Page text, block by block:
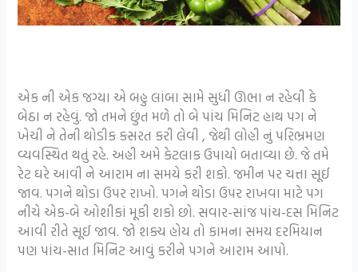
એક ની એક જગ્યા એ બહુ લાંબા સામે સુધી ઊભા ન રહેવી કે
બેઠા ન રહેવું. જો તમને છુંત મળે તો બે પાંચ મિનિટ હાથ પગ ને
ખેચી ને તેની થોડીક કસરત કરી લેવી , જેથી લોહી નું પરિભ્રમણ
વ્યવસ્થિત થતું રહે. અહી અમે કેટલાક ઉપાયો બતાવ્યા છે. જે તમે
રેટ ઘરે આવી ને આરામ ના સમયે કરી શકો. જમીન પર ચત્તા સૂઈ
જાવ. પગને થોડા ઉપર રાખો. પગને થોડા ઉપર રાખવા માટે પગ
નીચે એક-બે ઓશીકાં મૂકી શકો છો. સવાર-સાંજ પાંચ-દસ મિનિટ
આવી રીતે સૂઈ જાવ. જો શક્ય હોય તો કામના સમય દરમિયાન
પણ પાંચ-સાત મિનિટ આવું કરીને પગને આરામ આપો.